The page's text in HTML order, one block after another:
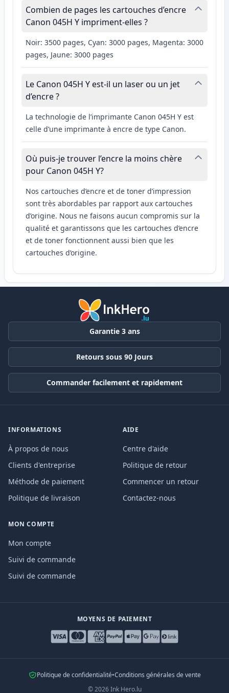
Combien de pages les cartouches d’encre
Canon 045H Y impriment-elles ?
Noir: 3500 pages, Cyan: 3000 pages, Magenta: 3000
pages, Jaune: 3000 pages
Le Canon 045H Y est-il un laser ou un jet
d’encre ?
La technologie de l’imprimante Canon 045H Y est
celle d’une imprimante à encre de type Canon.
Où puis-je trouver l’encre la moins chère
pour Canon 045H Y?
Nos cartouches d’encre et de toner d’impression
sont très abordables par rapport aux cartouches
d’origine. Nous ne faisons aucun compromis sur la
qualité et garantissons que les cartouches d’encre
et de toner fonctionnent aussi bien que les
cartouches d’origine.
Garantie 3 ans
Retours sous 90 Jours
Commander facilement et rapidement
INFORMATIONS
À propos de nous
Clients d'entreprise
Méthode de paiement
Politique de livraison
AIDE
Centre d'aide
Politique de retour
Commencer un retour
Contactez-nous
MON COMPTE
Mon compte
Suivi de commande
Suivi de commande
MOYENS DE PAIEMENT
Politique de confidentialité•Conditions générales de vente
©2026 Ink Hero.lu